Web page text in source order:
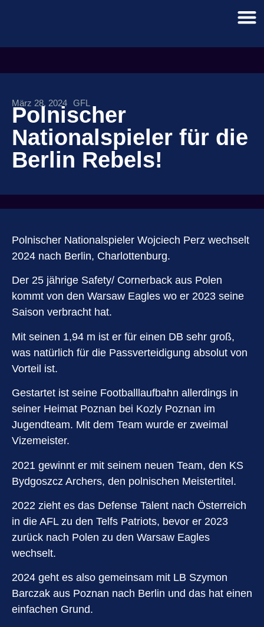
März 28, 2024 GFL
Polnischer
Nationalspieler für die
Berlin Rebels!
Polnischer Nationalspieler Wojciech Perz wechselt
2024 nach Berlin, Charlottenburg.
Der 25 jährige Safety/ Cornerback aus Polen
kommt von den Warsaw Eagles wo er 2023 seine
Saison verbracht hat.
Mit seinen 1,94 m ist er für einen DB sehr groß,
was natürlich für die Passverteidigung absolut von
Vorteil ist.
Gestartet ist seine Footballlaufbahn allerdings in
seiner Heimat Poznan bei Kozly Poznan im
Jugendteam. Mit dem Team wurde er zweimal
Vizemeister.
2021 gewinnt er mit seinem neuen Team, den KS
Bydgoszcz Archers, den polnischen Meistertitel.
2022 zieht es das Defense Talent nach Österreich
in die AFL zu den Telfs Patriots, bevor er 2023
zurück nach Polen zu den Warsaw Eagles
wechselt.
2024 geht es also gemeinsam mit LB Szymon
Barczak aus Poznan nach Berlin und das hat einen
einfachen Grund.